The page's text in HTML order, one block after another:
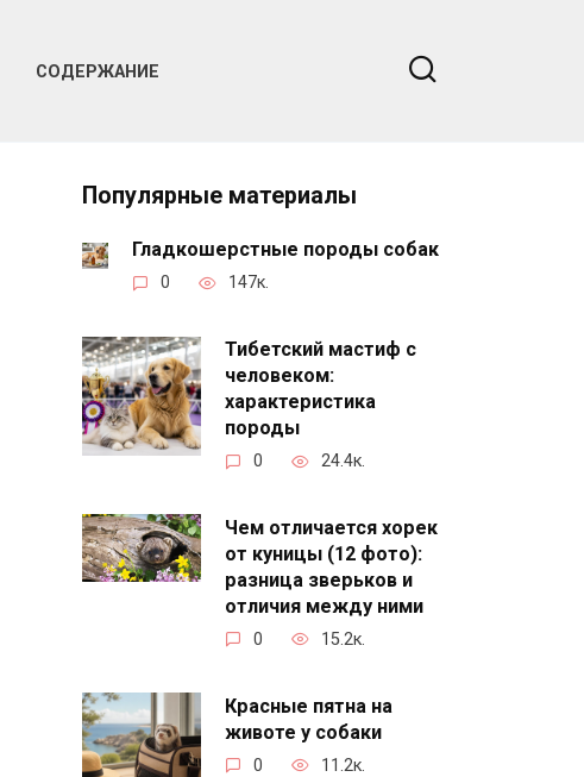
СОДЕРЖАНИЕ
Популярные материалы
Гладкошерстные породы собак
0 147к.
Тибетский мастиф с
человеком:
характеристика
породы
0 24.4к.
Чем отличается хорек
от куницы (12 фото):
разница зверьков и
отличия между ними
0 15.2к.
Красные пятна на
животе у собаки
0 11.2к.